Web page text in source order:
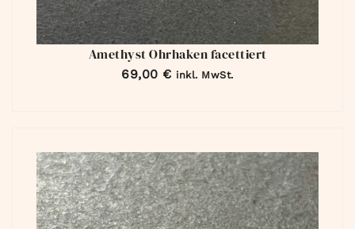
Amethyst Ohrhaken facettiert
69,00 € inkl. MwSt.